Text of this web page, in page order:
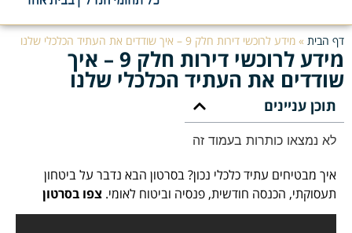
דף הבית » מידע לרוכשי דירות חלק 9 – איך שודדים את העתיד הכלכלי שלנו
מידע לרוכשי דירות חלק 9 – איך
שודדים את העתיד הכלכלי שלנו
תוכן עניינים
לא נמצאו כותרות בעמוד זה
איך מבטיחים עתיד כלכלי נכון? בסרטון הבא נדבר על ביטחון
תעסוקתי, הכנסה חודשית, פנסיה וביטוח לאומי. צפו בסרטון